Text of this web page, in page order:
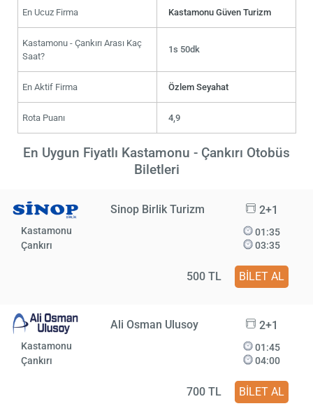
En Ucuz Firma Kastamonu Güven Turizm
Kastamonu - Çankırı Arası Kaç
Saat?
1s 50dk
En Aktif Firma Özlem Seyahat
Rota Puanı 4,9
En Uygun Fiyatlı Kastamonu - Çankırı Otobüs
Biletleri
Sinop Birlik Turizm 2+1
Kastamonu
Çankırı
01:35
03:35
500 TL BİLET AL
Ali Osman Ulusoy 2+1
Kastamonu
Çankırı
01:45
04:00
700 TL BİLET AL